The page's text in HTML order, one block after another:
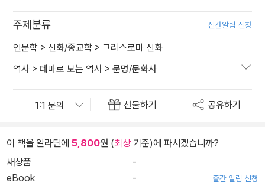
주제분류 신간알림 신청
인문학 > 신화/종교학 > 그리스로마 신화
역사 > 테마로 보는 역사 > 문명/문화사
선물하기 공유하기
이 책을 알라딘에 5,800원 (최상기준)에 파시겠습니까?
새상품
-
eBook
- 출간 알림 신청